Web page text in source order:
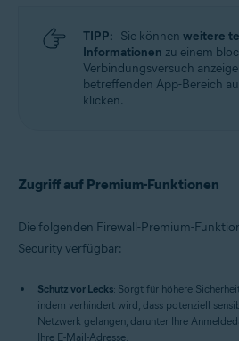
TIPP: Sie können weitere
Informationen zu einem
Verbindungsversuch
betreffenden App-Bereich
klicken.
Zugriff auf Premium-Funktionen
Die folgenden Firewall-Premium-
Security verfügbar:
Schutz vor Lecks: Sorgt für höhere
indem verhindert wird, dass potenziell
Netzwerk gelangen, darunter Ihre
Ihre E-Mail-Adresse.